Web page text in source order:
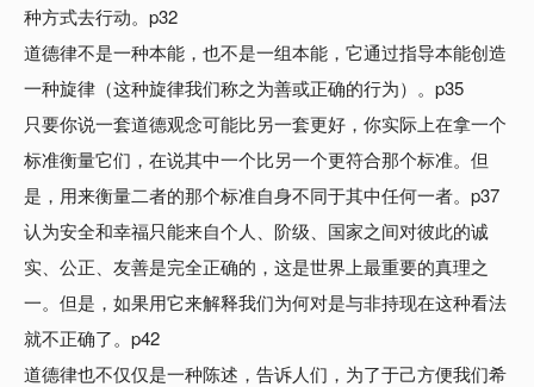
种方式去行动。p32
道德律不是一种本能，也不是一组本能，它通过指导本能创造
一种旋律（这种旋律我们称之为善或正确的行为）。p35
只要你说一套道德观念可能比另一套更好，你实际上在拿一个
标准衡量它们，在说其中一个比另一个更符合那个标准。但
是，用来衡量二者的那个标准自身不同于其中任何一者。p37
认为安全和幸福只能来自个人、阶级、国家之间对彼此的诚
实、公正、友善是完全正确的，这是世界上最重要的真理之
一。但是，如果用它来解释我们为何对是与非持现在这种看法
就不正确了。p42
道德律也不仅仅是一种陈述，告诉人们，为了于己方便我们希